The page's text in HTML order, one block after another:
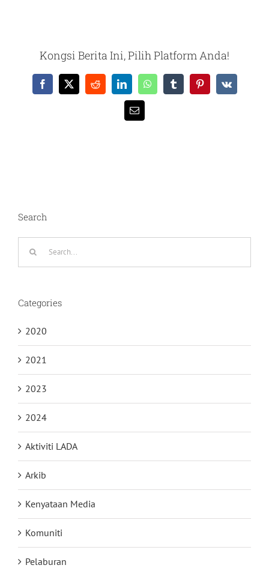
Kongsi Berita Ini, Pilih Platform Anda!
Facebook
X RedditLinkedInWhatsAppTumblrPinterest
Vk
Email
Search
Categories
2020
2021
2023
2024
Aktiviti LADA
Arkib
Kenyataan Media
Komuniti
Pelaburan